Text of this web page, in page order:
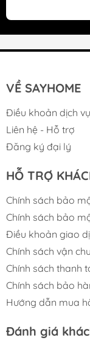
VỀ SAYHOME
Điều khoản dịch vụ
Liên hệ - Hỗ trợ
Đăng ký đại lý
HỖ TRỢ
Chính sách bảo
Chính sách bảo
Điều khoản giao
Chính sách vận
Chính sách thanh
Chính sách bảo
Hướng dẫn mua
Đánh giá